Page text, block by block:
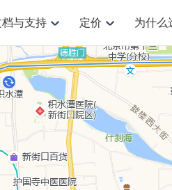
路线导航
蒙星河版导航SDK
星河版导航SDK
HOT
地在APP中加入导航能力
iOS
线规划 HOT
地图
鸿蒙星河
鸿蒙星河版
动态地图
动态地图展
JS
3D地图
网格化营销 NEW
提供银行网格化营销场景应用
智慧交通
优化交通资源配置，赋能智慧交通系统
出行
提供网约车等出行场景解决方案
提
运
与支持
API
Android 平台
Android 地图SDK
Android 轻量版地图
Android 定位SDK
Android 导航SDK
定价
级
为什么
题相关
定位插件
详细结构化的地址